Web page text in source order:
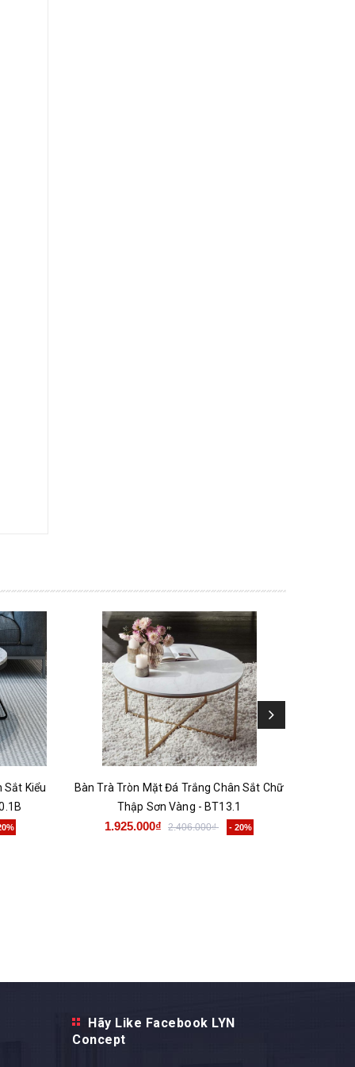
Sắt Kiểu
Bàn Trà Tròn Mặt Đá Trắng Chân Sắt Chữ
Thập Sơn Vàng - BT13.1
1.925.000₫ 2.406.000₫ - 20%
Hãy Like Facebook LYN
Concept